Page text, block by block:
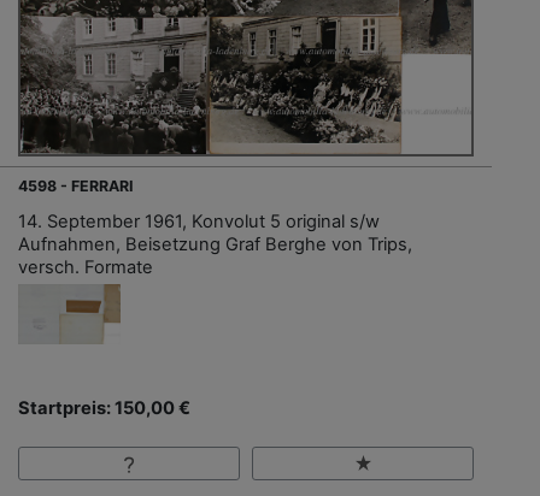
4598 - FERRARI
14. September 1961, Konvolut 5 original s/w
Aufnahmen, Beisetzung Graf Berghe von Trips,
versch. Formate
Startpreis: 150,00 €